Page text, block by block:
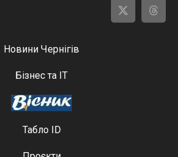
Новини Чернігів
Бізнес та ІТ
Табло ID